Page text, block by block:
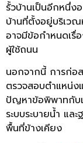
รั้วบ้านเป็นอีกหนึ่ง
บ้านที่ตั้งอยู่บริเว
อาจมีข้อกำหนดเรื่
ผู้ใช้ถนน
นอกจากนี้ การก่อ
ตรวจสอบตำแหน่ง
ปัญหาข้อพิพาทกับ
ระบบระบายน้ำ แล
พื้นที่ข้างเคียง